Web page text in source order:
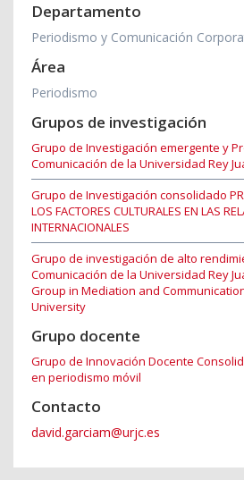
Departamento
Periodismo y Comunicación
Área
Periodismo
Grupos de investigación
Grupo de Investigación emergente y
Comunicación de la Universidad Rey
Grupo de Investigación consolidado
LOS FACTORES CULTURALES EN LAS
INTERNACIONALES
Grupo de investigación de alto
Comunicación de la Universidad Rey
Group in Mediation and
University
Grupo docente
Grupo de Innovación Docente
en periodismo móvil
Contacto
david.garciam@urjc.es